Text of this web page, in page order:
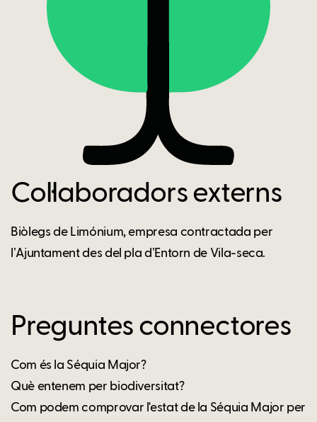
Col·laboradors externs
Biòlegs de Limónium, empresa contractada per
lʼAjuntament des del pla dʼEntorn de Vila-seca.
Preguntes connectores
Com és la Séquia Major?
Què entenem per biodiversitat?
Com podem comprovar l'estat de la Séquia Major per